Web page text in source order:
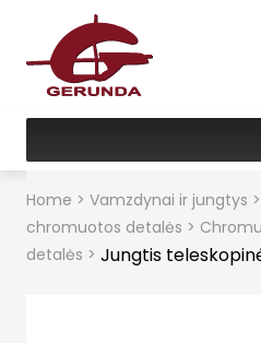
Home > Vamzdynai ir jungtys >
chromuotos detalės >
detalės > Jungtis